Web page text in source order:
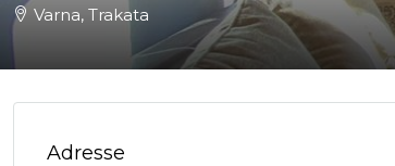
Varna, Trakata
Adresse